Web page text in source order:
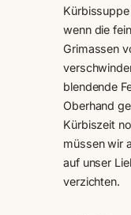
wenn die
Grimassen
blendende
Oberhand
Kürbiszeit
müssen wir
auf unser
verzichten.